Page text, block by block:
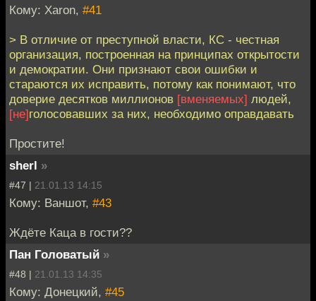
Кому: Xaron, #41
> В отличие от преступной власти, КС - честная
организация, построенная на принципах открытости
и демократии. Они признают свои ошибки и
стараются их исправить, потому как понимают, что
доверие десятков миллионов [вменяемых] людей,
[не]голосовавших за них, необходимо оправдавать
Простите!
sherl »
#47 | 21.01.13 14:15
Кому: Ваншот, #43
Ждёте Каца в гости??
Пан Головатый »
#48 | 21.01.13 14:35
Кому: Донецкий, #45